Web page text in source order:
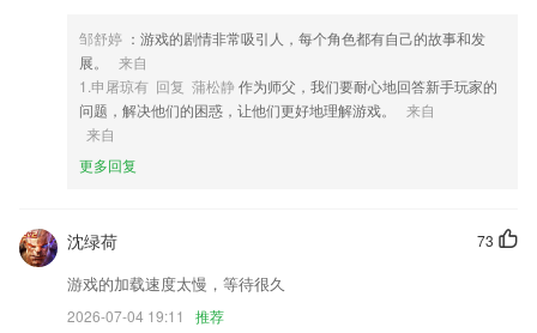
5,蓝牙加密：双向动态加密，保障信息安全。
6,学生的游戏化个人阅读导师——摆脱频繁耗时的考试，专注于阅读与思
中国电竞ob基地软件优势
2.消息查询：通过系统提醒可以快速查询动态信息和消息；
3.多个互动板块，加入不同有趣互动汉字小游戏，2265让学习变得更有意
4.内容丰富且覆盖范围广，提供了更加专业便捷的学习体验。
邹舒婷 ：游戏的剧情非常吸引人，每个角色都有自己的故事和发
展。
来自
1.申屠琼有 回复 蒲松静 作为师父，我们要耐心地回答新手玩家的
问题，解决他们的困惑，让他们更好地理解游戏。
来自
来自
更多回复
73
沈绿荷
游戏的加载速度太慢，等待很久
2026-07-04 19:11 推荐